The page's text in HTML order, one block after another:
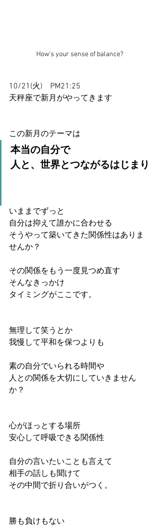
How's your sense of balance?
10/21(火)　PM21:25
天秤座で新月がやってきます
この新月のテーマは
本当の自分で
人と、世界とつながるはじまり
いままでずっと
自分は抑えて誰かに合わせる
そうやって築いてきた関係性はありま
せんか？
その関係をもう一度見つめ直す
そんなきっかけ
タイミングがここです。
無理して笑うとか
我慢して平和を保つよりも
素の自分でいられる時間や
人との関係を大切にしていきません
か？
心がほっとする場所
安心して呼吸できる関係性
自分の言いたいことも言えて
相手の話しも聞けて
その中間で折り合いがつく。
勝も負けもない